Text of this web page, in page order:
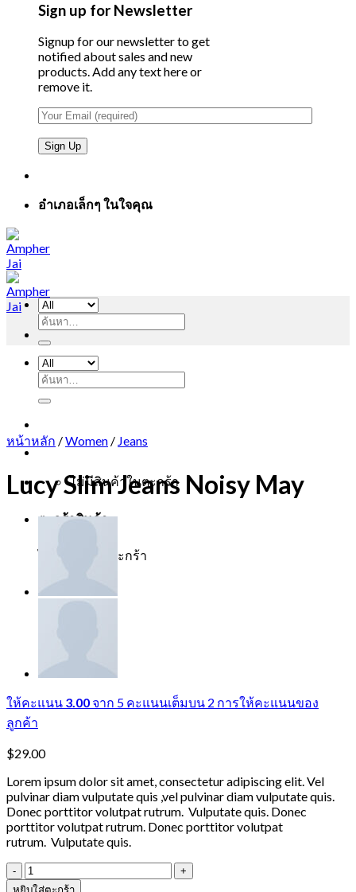
Sign up for Newsletter
Signup for our newsletter to get
notified about sales and new
products. Add any text here or
remove it.
อำเภอเล็กๆ ในใจคุณ
ค้นหา:
ไม่มีสินค้าในตะกร้า
ตะกร้าสินค้า
ไม่มีสินค้าในตะกร้า
ค้นหา:
หน้าหลัก /Women / Jeans
Lucy Slim Jeans Noisy May
ให้คะแนน 3.00 จาก 5 คะแนนเต็มบน 2 การให้คะแนนของ
ลูกค้า
$29.00
Lorem ipsum dolor sit amet, consectetur adipiscing elit. Vel
pulvinar diam vulputate quis ,vel pulvinar diam vulputate quis.
Donec porttitor volutpat rutrum. Vulputate quis. Donec
porttitor volutpat rutrum. Donec porttitor volutpat
rutrum. Vulputate quis.
จำนวน
Lucy